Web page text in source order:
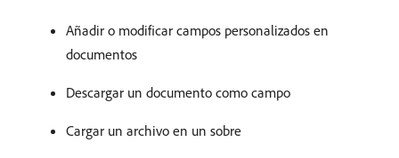
Añadir o modificar campos personalizados en
documentos
Descargar un documento como campo
Cargar un archivo en un sobre